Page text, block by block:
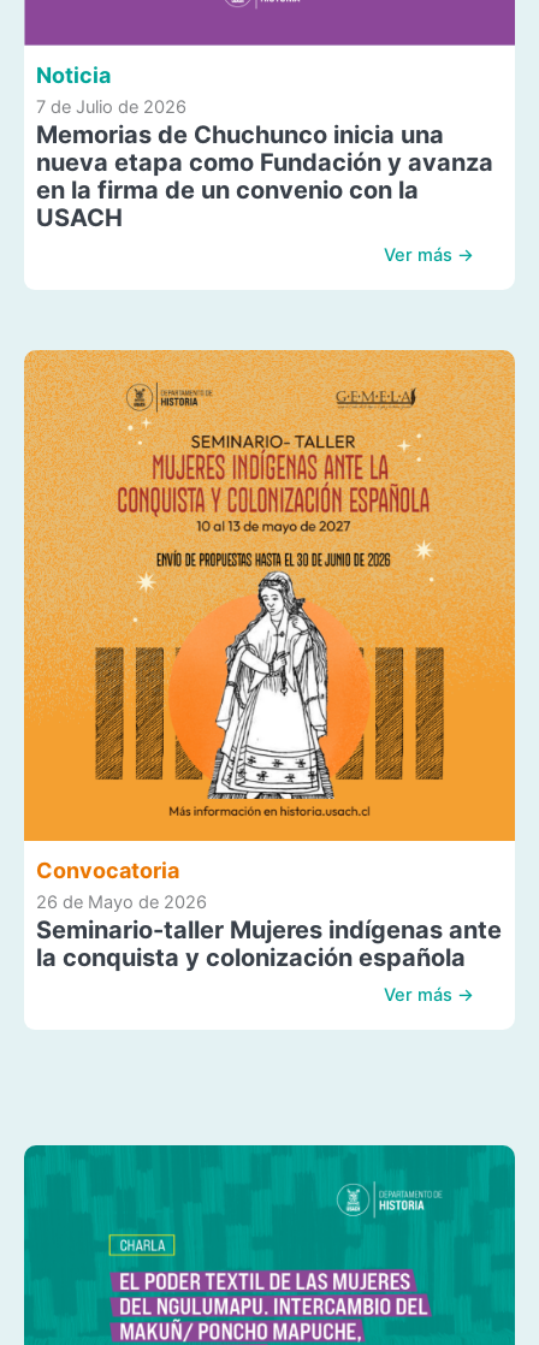
Noticia
7 de Julio de 2026
Memorias de Chuchunco inicia una
nueva etapa como Fundación y avanza
en la firma de un convenio con la
USACH
Ver más →
Convocatoria
26 de Mayo de 2026
Seminario-taller Mujeres indígenas ante
la conquista y colonización española
Ver más →